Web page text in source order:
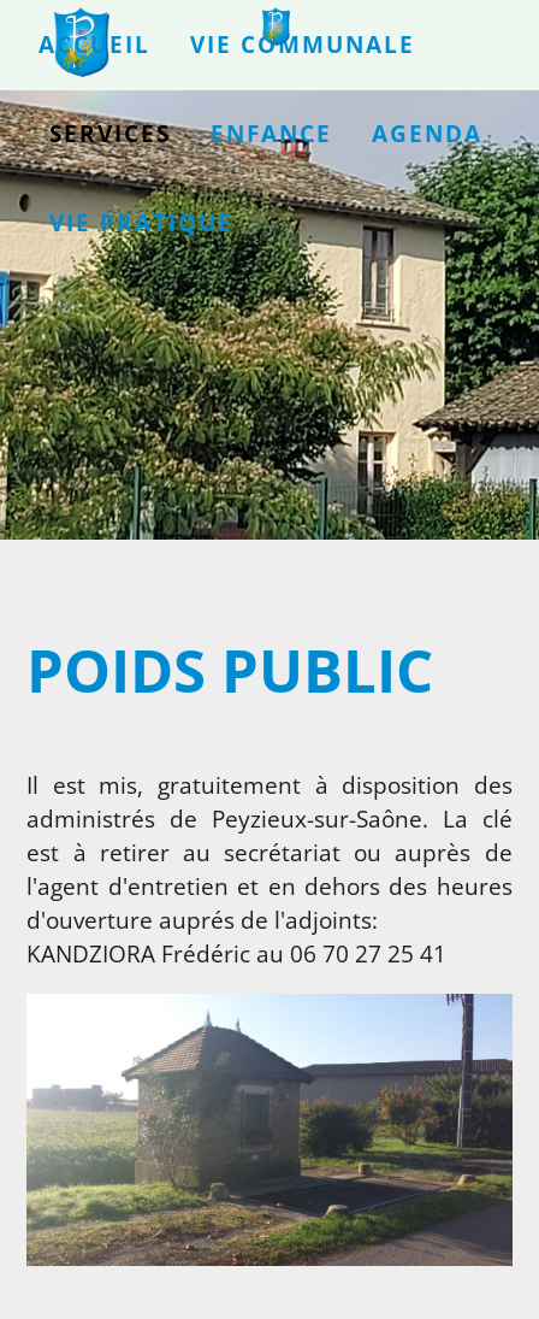
ACCUEIL VIE COMMUNALE
SERVICES ENFANCE AGENDA
VIE PRATIQUE
POIDS PUBLIC
Il est mis, gratuitement à disposition des
administrés de Peyzieux-sur-Saône. La clé
est à retirer au secrétariat ou auprès de
l'agent d'entretien et en dehors des heures
d'ouverture auprés de l'adjoints:
KANDZIORA Frédéric au 06 70 27 25 41